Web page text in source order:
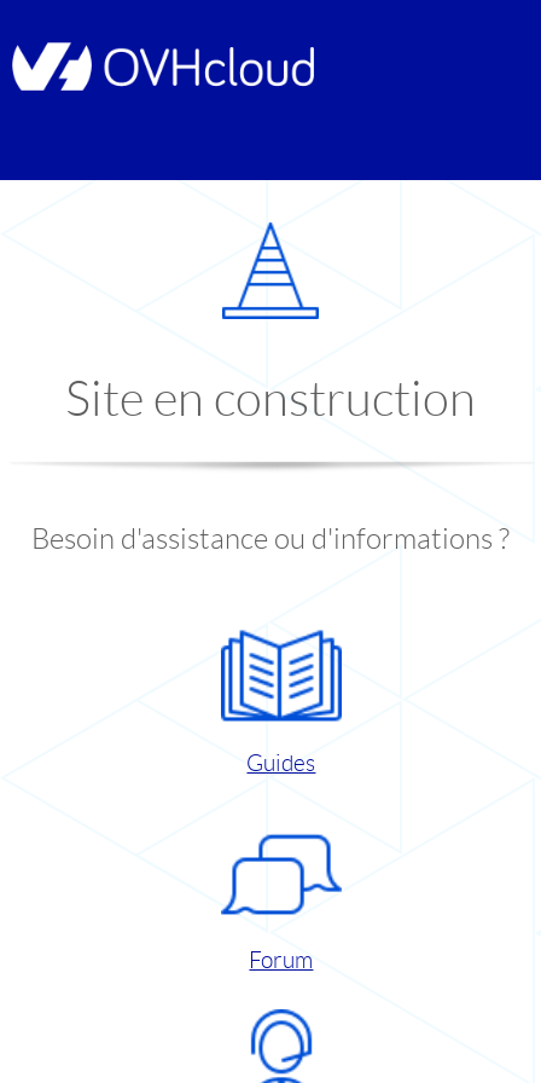
Site en construction
Besoin d'assistance ou d'informations ?
Guides
Forum